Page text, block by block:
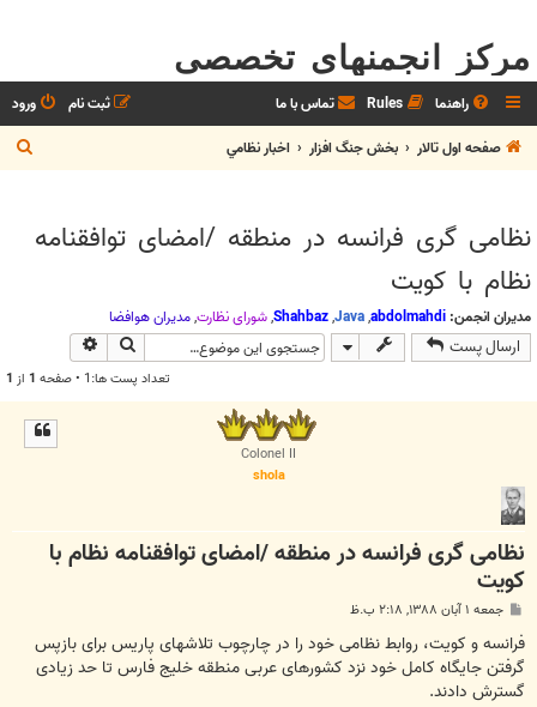
مرکز انجمنهای تخصصی
راهنما Rules تماس با ما ورود
ثبت نام
صفحه اول تالار
بخش جنگ افزار اخبار نظامي
س
نظامی گری فرانسه در منطقه /امضای توافقنامه
نظام با کویت
مدیران انجمن: abdolmahdi
,
Java
,
Shahbaz
,شوراي نظارت,مديران هوافضا
ارسال پست جستجو
تعداد پست ها:1 • صفحه 1 از 1
Colonel II
shola
نظامی گری فرانسه در منطقه /امضای توافقنامه نظام با
کویت
ت
جمعه ۱ آبان ۱۳۸۸, ۲:۱۸ ب.ظ
فرانسه و کویت، روابط نظامی خود را در چارچوب تلاشهای پاریس برای بازپس
گرفتن جایگاه کامل خود نزد کشورهای عربی منطقه خلیج فارس تا حد زیادی
گسترش دادند.